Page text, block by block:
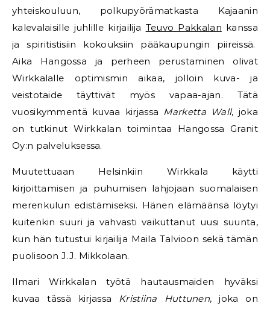
yhteiskouluun, polkupyörämatkasta Kajaanin
kalevalaisille juhlille kirjailija Teuvo Pakkalan kanssa
ja spiritistisiin kokouksiin pääkaupungin piireissä.
Aika Hangossa ja perheen perustaminen olivat
Wirkkalalle optimismin aikaa, jolloin kuva- ja
veistotaide täyttivät myös vapaa-ajan. Tätä
vuosikymmentä kuvaa kirjassa Marketta Wall, joka
on tutkinut Wirkkalan toimintaa Hangossa Granit
Oy:n palveluksessa.
Muutettuaan Helsinkiin Wirkkala käytti
kirjoittamisen ja puhumisen lahjojaan suomalaisen
merenkulun edistämiseksi. Hänen elämäänsä löytyi
kuitenkin suuri ja vahvasti vaikuttanut uusi suunta,
kun hän tutustui kirjailija Maila Talvioon sekä tämän
puolisoon J.J. Mikkolaan.
Ilmari Wirkkalan työtä hautausmaiden hyväksi
kuvaa tässä kirjassa Kristiina Huttunen, joka on